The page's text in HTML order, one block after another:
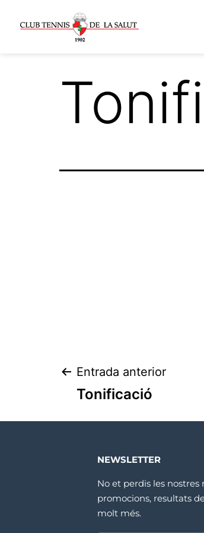
Entrada anterior
Tonificació
NEWSLETTER
No et perdis les nostres
promocions, resultats
molt més.